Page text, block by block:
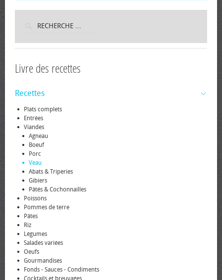
Livre des recettes
Recettes
Plats complets
Entrées
Viandes
Agneau
Boeuf
Porc
Veau
Abats & Triperies
Gibiers
Pâtés & Cochonnailles
Poissons
Pommes de terre
Pâtes
Riz
Légumes
Salades variées
Oeufs
Gourmandises
Fonds - Sauces - Condiments
Cocktails et breuvages